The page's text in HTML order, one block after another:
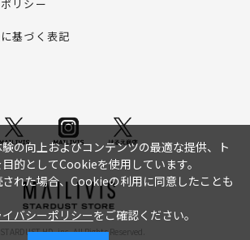
リシー
基づく表記
HD. inc. All Rights Reserved.
の向上およびコンテンツの最適な提供、ト
的としてCookieを使用しています。
れた場合、Cookieの利用に同意したことも
バシーポリシーをご確認ください。